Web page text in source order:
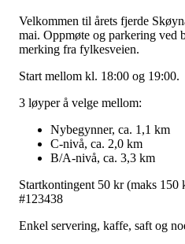
Velkommen til årets fjerde
mai. Oppmøte og parkering ved
merking fra fylkesveien.
Start mellom kl. 18:00 og 19:00.
3 løyper å velge mellom:
Nybegynner, ca. 1,1 km
C-nivå, ca. 2,0 km
B/A-nivå, ca. 3,3 km
Startkontingent 50 kr (maks
#123438
Enkel servering, kaffe, saft og